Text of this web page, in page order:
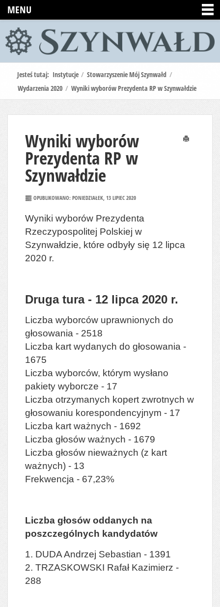
MENU
Jesteś tutaj: Instytucje / Stowarzyszenie Mój Szynwałd /
Wydarzenia 2020 / Wyniki wyborów Prezydenta RP w Szynwałdzie
Wyniki wyborów
Prezydenta RP w
Szynwałdzie
OPUBLIKOWANO: PONIEDZIAŁEK, 13 LIPIEC 2020
Wyniki wyborów Prezydenta
Rzeczypospolitej Polskiej w
Szynwałdzie, które odbyły się 12 lipca
2020 r.
Druga tura - 12 lipca 2020 r.
Liczba wyborców uprawnionych do
głosowania - 2518
Liczba kart wydanych do głosowania -
1675
Liczba wyborców, którym wysłano
pakiety wyborcze - 17
Liczba otrzymanych kopert zwrotnych w
głosowaniu korespondencyjnym - 17
Liczba kart ważnych - 1692
Liczba głosów ważnych - 1679
Liczba głosów nieważnych (z kart
ważnych) - 13
Frekwencja - 67,23%
Liczba głosów oddanych na
poszczególnych kandydatów
1. DUDA Andrzej Sebastian - 1391
2. TRZASKOWSKI Rafał Kazimierz -
288